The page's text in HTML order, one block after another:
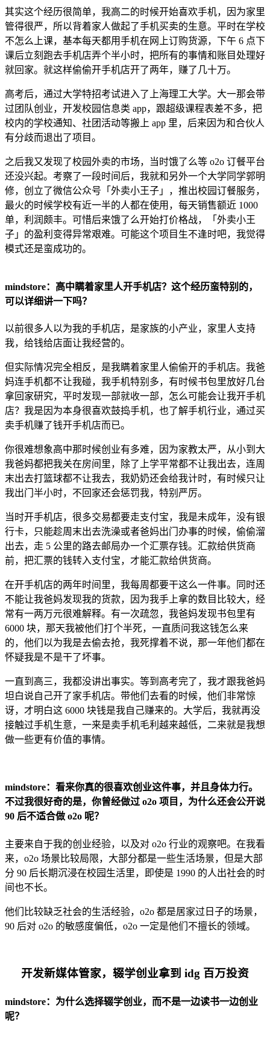
其实这个经历很简单，我高二的时候开始喜欢手机，因为家里
管得很严，所以背着家人做起了手机买卖的生意。平时在学校
不怎么上课，基本每天都用手机在网上订购货源，下午 6 点下
课后立刻跑去手机店弄个半小时，把所有的事情和账目处理好
就回家。就这样偷偷开手机店开了两年，赚了几十万。
高考后，通过大学特招考试进入了上海理工大学。大一那会带
过团队创业，开发校园信息类 app，跟超级课程表差不多，把
校内的学校通知、社团活动等搬上 app 里，后来因为和合伙人
有分歧而退出了项目。
之后我又发现了校园外卖的市场，当时饿了么等 o2o 订餐平台
还没兴起。考察了一段时间后，我就和另外一个大学同学郭明
修，创立了微信公众号「外卖小王子」，推出校园订餐服务，
最火的时候学校有近一半的人都在使用，每天销售额近 1000
单，利润颇丰。可惜后来饿了么开始打价格战，「外卖小王
子」的盈利变得异常艰难。可能这个项目生不逢时吧，我觉得
模式还是蛮成功的。
mindstore：高中瞒着家里人开手机店？这个经历蛮特别的，
可以详细讲一下吗？
以前很多人以为我的手机店，是家族的小产业，家里人支持
我，给钱给店面让我经营的。
但实际情况完全相反，是我瞒着家里人偷偷开的手机店。我爸
妈连手机都不让我碰，我手机特别多，有时候书包里放好几台
拿回家研究，平时发现一部就收一部，怎么可能会让我开手机
店？我是因为本身很喜欢鼓捣手机，也了解手机行业，通过买
卖手机赚了钱开手机店而已。
你很难想象高中那时候创业有多难，因为家教太严，从小到大
我爸妈都把我关在房间里，除了上学平常都不让我出去，连周
末出去打篮球都不让我去，我奶奶还会给我计时，有时候只让
我出门半小时，不回家还会惩罚我，特别严厉。
当时开手机店，很多交易都要走支付宝，我是未成年，没有银
行卡，只能趁周末出去洗澡或者爸妈出门办事的时候，偷偷溜
出去，走 5 公里的路去邮局办一个汇票存钱。汇款给供货商
前，把汇票的钱转入支付宝，才能汇款给供货商。
在开手机店的两年时间里，我每周都要干这么一件事。同时还
不能让我爸妈发现我的货款，因为我手上拿的数目比较大，经
常有一两万元很难解释。有一次疏忽，我爸妈发现书包里有
6000 块，那天我被他们打个半死，一直质问我这钱怎么来
的，他们以为我是去偷去抢，我死撑着不说，那一年他们都在
怀疑我是不是干了坏事。
一直到高三，我都没讲出事实。等到高考完了，我才跟我爸妈
坦白说自己开了家手机店。带他们去看的时候，他们非常惊
讶，才明白这 6000 块钱是我自己赚来的。大学后，我就再没
接触过手机生意，一来是卖手机毛利越来越低，二来就是我想
做一些更有价值的事情。
mindstore：看来你真的很喜欢创业这件事，并且身体力行。
不过我很好奇的是，你曾经做过 o2o 项目，为什么还会公开说
90 后不适合做 o2o 呢？
主要来自于我的创业经验，以及对 o2o 行业的观察吧。在我看
来，o2o 场景比较局限，大部分都是一些生活场景，但是大部
分 90 后长期沉浸在校园生活里，即使是 1990 的人出社会的时
间也不长。
他们比较缺乏社会的生活经验，o2o 都是居家过日子的场景，
90 后对 o2o 的敏感度偏低，o2o 一定是他们不擅长的领域。
开发新媒体管家，辍学创业拿到 idg 百万投资
mindstore：为什么选择辍学创业，而不是一边读书一边创业
呢？